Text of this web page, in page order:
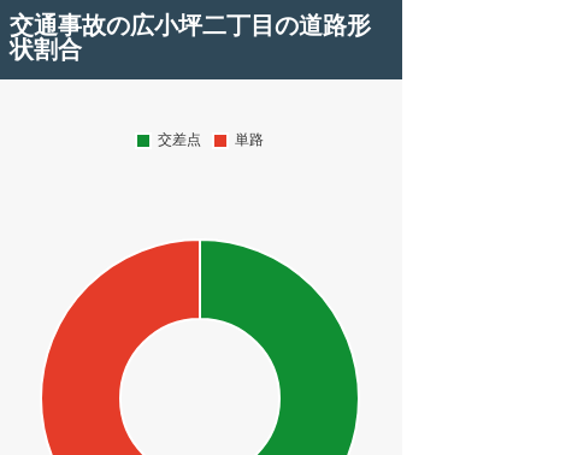
交通事故の広小坪二丁目の道路形
状割合